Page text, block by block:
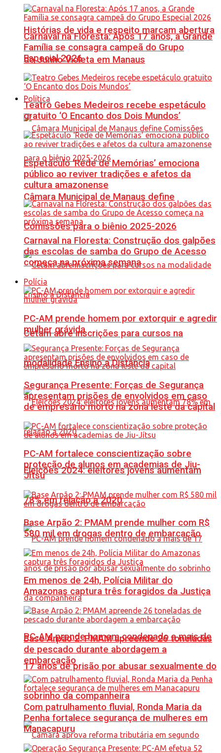
Histórias de vida e respeito marcam abertura
do Junho Violeta em Manaus
Política
Câmara Municipal de Manaus define
Comissões para o biênio 2025-2026
Cetam abre inscrições para cursos na
modalidade Ensino a Distância
Eleições 2024: eleitores jovens aumentam
78% em relação a 2020
PC-AM prende homem condenado a mais de
17 anos de prisão por abusar sexualmente do
sobrinho da companheira
Carnaval na Floresta: Após 17 anos, a Grande
Família se consagra campeã do Grupo
Especial 2026
Teatro Gebes Medeiros recebe espetáculo
gratuito ‘O Encanto dos Dois Mundos’
Espetáculo ‘Rede de Memórias’ emociona
público ao reviver tradições e afetos da
cultura amazonense
Carnaval na Floresta: Construção dos galpões
das escolas de samba do Grupo de Acesso
começa na próxima semana
Polícia
PC-AM prende homem por extorquir e agredir
mulher grávida
Segurança Presente: Forças de Segurança
apresentam prisões de envolvidos em caso
de empresário morto na zona leste da capital
PC-AM fortalece conscientização sobre
proteção de alunos em academias de Jiu-
Jítsu
Base Arpão 2: PMAM prende mulher com R$
580 mil em drogas dentro de embarcação
Em menos de 24h, Polícia Militar do
Amazonas captura três foragidos da Justiça
Base Arpão 2: PMAM apreende 26 toneladas
de pescado durante abordagem a
embarcação
Com patrulhamento fluvial, Ronda Maria da
Penha fortalece segurança de mulheres em
Manacapuru